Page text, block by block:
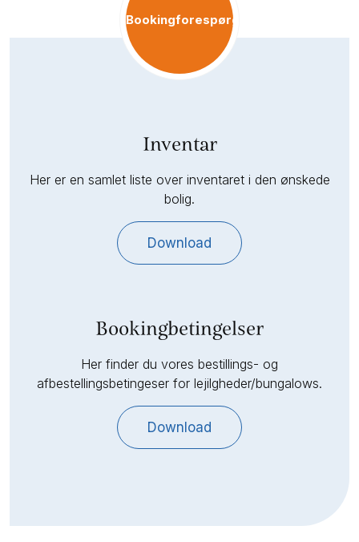
Bookingforespørgsel
Inventar
Her er en samlet liste over inventaret i den ønskede
bolig.
Download
Bookingbetingelser
Her finder du vores bestillings- og
afbestellingsbetingeser for lejilgheder/bungalows.
Download